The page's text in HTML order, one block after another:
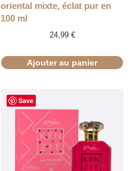
oriental mixte, éclat pur en
100 ml
24,99 €
Ajouter au panier
Save